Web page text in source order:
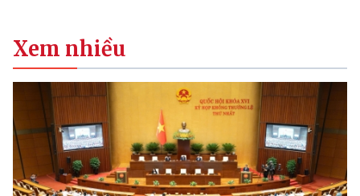
Xem nhiều